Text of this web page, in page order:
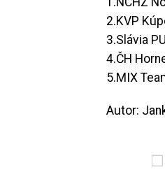
2.KVP
3.Slávia
4.ČH
5.MIX
Autor: